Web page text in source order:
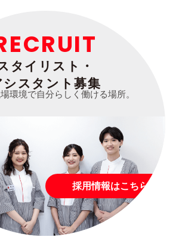
タイリスト・
シスタント募集
環境で自分らしく働ける場所。
採用情報はこちら